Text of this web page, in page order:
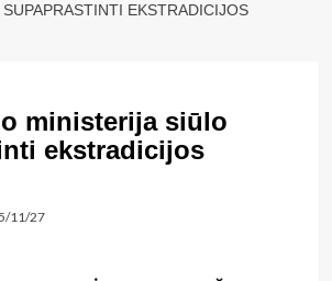
EKSTRADICIJOS
ministerija siūlo
ekstradicijos
11/27